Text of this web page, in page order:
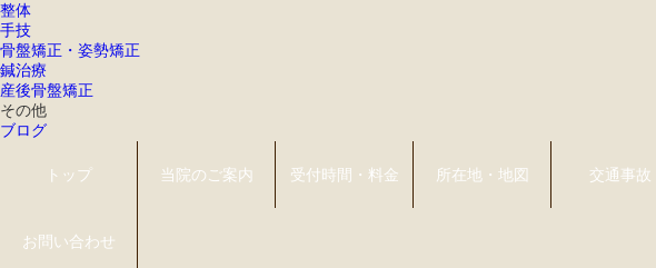
整体
手技
骨盤矯正・姿勢矯正
鍼治療
産後骨盤矯正
その他
ブログ
トップ 当院のご案内 受付時間・料金 所在地・地図 交通事故
お問い合わせ